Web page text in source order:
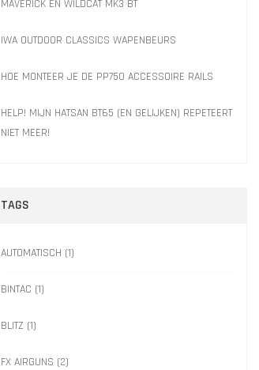
MAVERICK EN WILDCAT MK3 BT
IWA OUTDOOR CLASSICS WAPENBEURS
HOE MONTEER JE DE PP750 ACCESSOIRE RAILS
HELP! MIJN HATSAN BT65 (EN GELIJKEN) REPETEERT
NIET MEER!
TAGS
AUTOMATISCH (1)
BINTAC (1)
BLITZ (1)
FX AIRGUNS (2)